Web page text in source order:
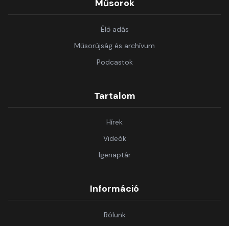
Műsorok
Élő adás
Műsorújság és archívum
Podcastok
Tartalom
Hírek
Videók
Igenaptár
Információ
Rólunk